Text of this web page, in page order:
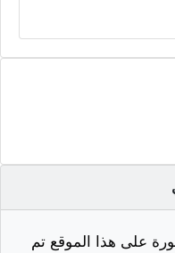
على هذا الموقع تم